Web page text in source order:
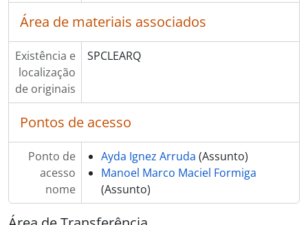
Área de materiais associados
Existência e
localização
de originais
SPCLEARQ
Pontos de acesso
Ponto de
acesso
nome
Ayda Ignez Arruda (Assunto)
Manoel Marco Maciel Formiga
(Assunto)